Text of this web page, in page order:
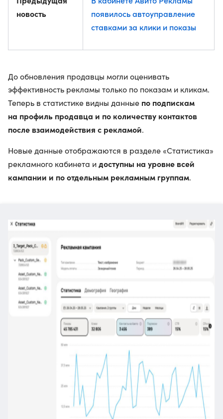
новость
появилось автоуправление
ставками за клики и показы
До обновления продавцы могли оценивать
эффективность рекламы только по показам и кликам.
Теперь в статистике видны данные по подпискам
на профиль продавца и по количеству контактов
после взаимодействия с рекламой.
Новые данные отображаются в разделе «Статистика»
рекламного кабинета идоступны на уровне всей
кампании и по отдельным рекламным группам.